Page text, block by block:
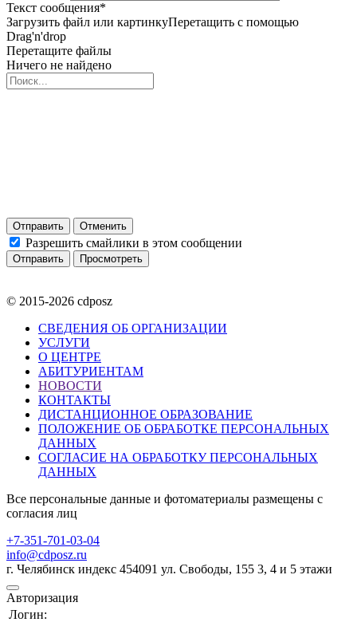
Текст сообщения*
Загрузить файл или картинкуПеретащить с помощью
Drag'n'drop
Перетащите файлы
Ничего не найдено
Отправить Отменить
Разрешить смайлики в этом сообщении
© 2015-2026 cdposz
СВЕДЕНИЯ ОБ ОРГАНИЗАЦИИ
УСЛУГИ
О ЦЕНТРЕ
АБИТУРИЕНТАМ
НОВОСТИ
КОНТАКТЫ
ДИСТАНЦИОННОЕ ОБРАЗОВАНИЕ
ПОЛОЖЕНИЕ ОБ ОБРАБОТКЕ ПЕРСОНАЛЬНЫХ
ДАННЫХ
СОГЛАСИЕ НА ОБРАБОТКУ ПЕРСОНАЛЬНЫХ
ДАННЫХ
Все персональные данные и фотоматериалы размещены с
согласия лиц
+7-351-701-03-04
info@cdposz.ru
г. Челябинск индекс 454091 ул. Свободы, 155 3, 4 и 5 этажи
Авторизация
Логин: